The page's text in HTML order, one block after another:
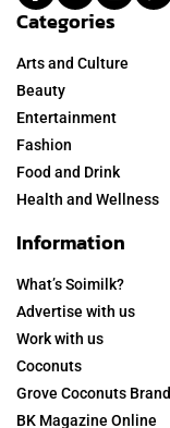
Categories
Arts and Culture
Beauty
Entertainment
Fashion
Food and Drink
Health and Wellness
Information
What’s Soimilk?
Advertise with us
Work with us
Coconuts
Grove Coconuts Brand
BK Magazine Online